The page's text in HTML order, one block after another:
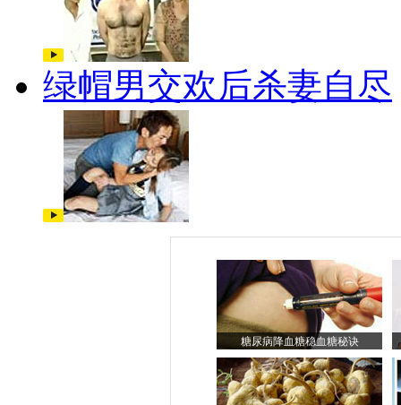
绿帽男交欢后杀妻自尽
糖尿病降血糖稳血糖秘诀